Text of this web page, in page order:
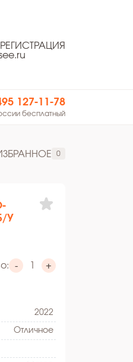
127-11-78
бесплатный
0
У
- +
2022
Oтличное